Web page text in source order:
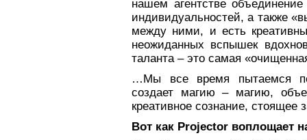
нашем агентстве
индивидуальностей, а также
между ними, и есть
неожиданных вспышек
таланта – это самая
…Мы все время пытаемся
создает магию – магию,
креативное сознание,
Вот как Projector воплощает